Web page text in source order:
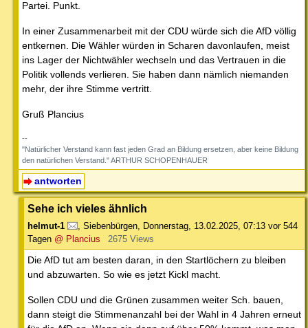
Partei. Punkt.
In einer Zusammenarbeit mit der CDU würde sich die AfD völlig
entkernen. Die Wähler würden in Scharen davonlaufen, meist
ins Lager der Nichtwähler wechseln und das Vertrauen in die
Politik vollends verlieren. Sie haben dann nämlich niemanden
mehr, der ihre Stimme vertritt.
Gruß Plancius
--
"Natürlicher Verstand kann fast jeden Grad an Bildung ersetzen, aber keine Bildung
den natürlichen Verstand." ARTHUR SCHOPENHAUER
antworten
Sehe ich vieles ähnlich
helmut-1 , Siebenbürgen, Donnerstag, 13.02.2025, 07:13 vor 544
Tagen @ Plancius 2675 Views
Die AfD tut am besten daran, in den Startlöchern zu bleiben
und abzuwarten. So wie es jetzt Kickl macht.
Sollen CDU und die Grünen zusammen weiter Sch. bauen,
dann steigt die Stimmenanzahl bei der Wahl in 4 Jahren erneut